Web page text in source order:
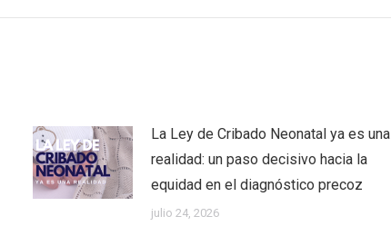
La Ley de Cribado Neonatal ya es una
realidad: un paso decisivo hacia la
equidad en el diagnóstico precoz
julio 24, 2026